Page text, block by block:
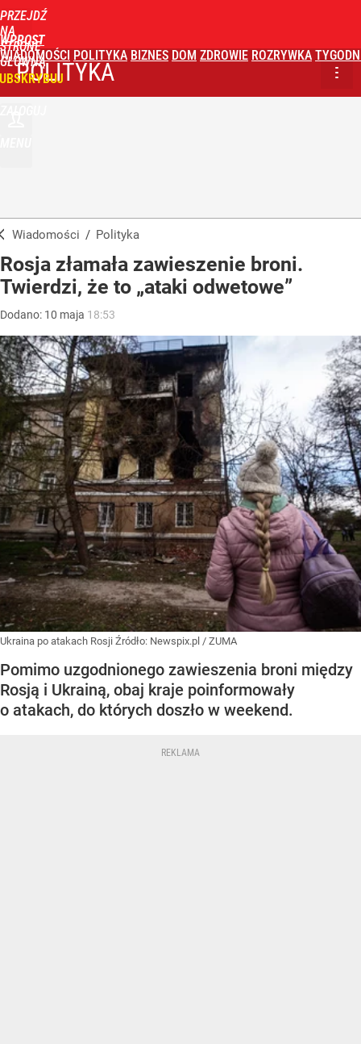
PRZEJDŹ
NA
STRONĘ
GŁÓWNĄ
WPROST
WIADOMOŚCI POLITYKA BIZNES DOM ZDROWIE ROZRYWKA
POLITYKA
Wiadomości / Polityka
Rosja złamała zawieszenie broni.
Twierdzi, że to „ataki odwetowe”
Dodano: 10 maja 18:53
Ukraina po atakach Rosji Źródło: Newspix.pl / ZUMA
Pomimo uzgodnionego zawieszenia broni między
Rosją i Ukrainą, obaj kraje poinformowały
o atakach, do których doszło w weekend.